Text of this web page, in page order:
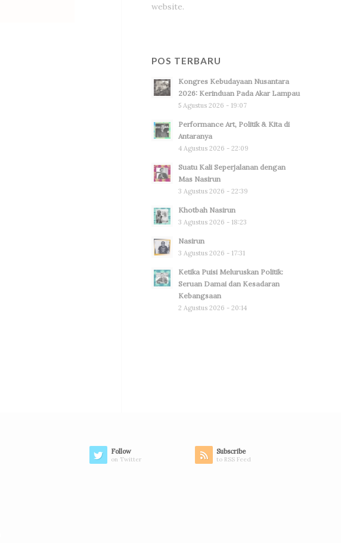
website.
POS TERBARU
Kongres Kebudayaan Nusantara
2026: Kerinduan Pada Akar Lampau
5 Agustus 2026 - 19:07
Performance Art, Politik & Kita di
Antaranya
4 Agustus 2026 - 22:09
Suatu Kali Seperjalanan dengan
Mas Nasirun
3 Agustus 2026 - 22:39
Khotbah Nasirun
3 Agustus 2026 - 18:23
Nasirun
3 Agustus 2026 - 17:31
Ketika Puisi Meluruskan Politik:
Seruan Damai dan Kesadaran
Kebangsaan
2 Agustus 2026 - 20:14
Follow
on Twitter
Subscribe
to RSS Feed